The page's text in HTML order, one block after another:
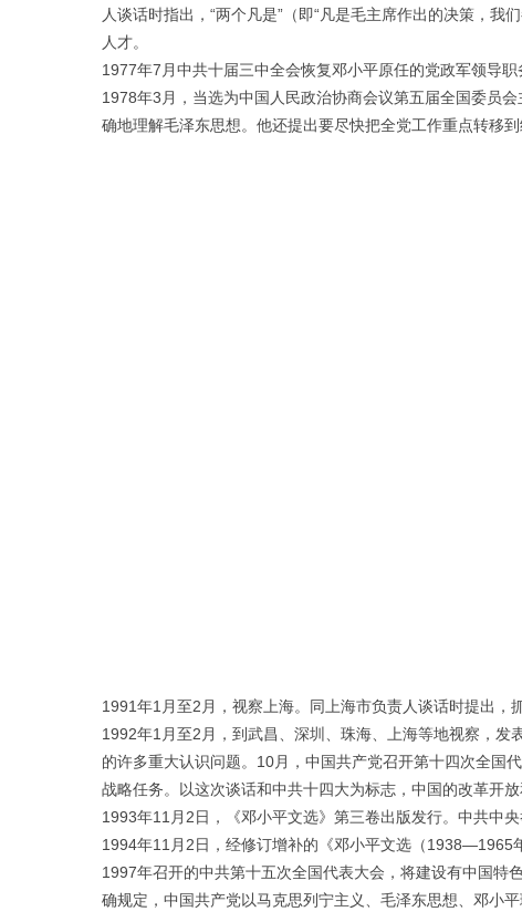
人谈话时指出，“两个凡是”（即“凡是毛主席作出的决策，
人才。
1977年7月中共十届三中全会恢复邓小平原任的党政军领导
1978年3月，当选为中国人民政治协商会议第五届全国委员
确地理解毛泽东思想。他还提出要尽快把全党工作重点转移到
1991年1月至2月，视察上海。同上海市负责人谈话时提出，
1992年1月至2月，到武昌、深圳、珠海、上海等地视察，
的许多重大认识问题。10月，中国共产党召开第十四次全国
战略任务。以这次谈话和中共十四大为标志，中国的改革开
1993年11月2日，《邓小平文选》第三卷出版发行。中共中
1994年11月2日，经修订增补的《邓小平文选（1938—1965
1997年召开的中共第十五次全国代表大会，将建设有中国特
确规定，中国共产党以马克思列宁主义、毛泽东思想、邓小平